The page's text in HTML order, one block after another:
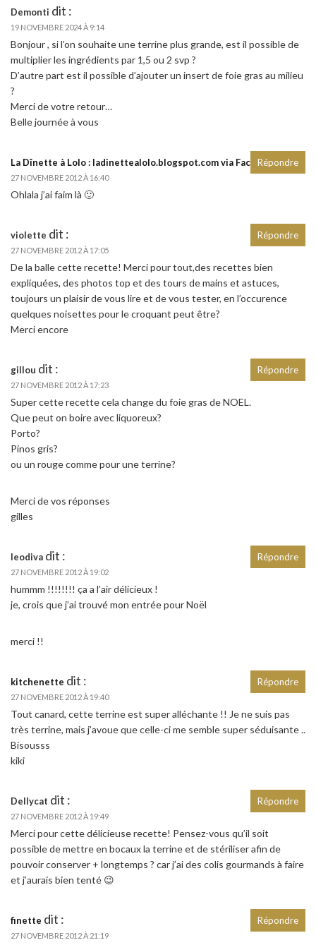
Demonti dit :
19 NOVEMBRE 2024 À 9:14
Bonjour , si l’on souhaite une terrine plus grande, est il possible de
multiplier les ingrédients par 1,5 ou 2 svp ?
D’autre part est il possible d’ajouter un insert de foie gras au milieu
?
Merci de votre retour…
Belle journée à vous
La Dînette à Lolo : ladinettealolo.blogspot.com via Facebookdit :
27 NOVEMBRE 2012 À 16:40
Ohlala j’ai faim là 🙂
Répondre
violette dit :
27 NOVEMBRE 2012 À 17:05
De la balle cette recette! Merci pour tout,des recettes bien
expliquées, des photos top et des tours de mains et astuces,
toujours un plaisir de vous lire et de vous tester, en l’occurence
quelques noisettes pour le croquant peut être?
Merci encore
Répondre
gillou dit :
27 NOVEMBRE 2012 À 17:23
Super cette recette cela change du foie gras de NOEL.
Que peut on boire avec liquoreux?
Porto?
Pinos gris?
ou un rouge comme pour une terrine?
Merci de vos réponses
gilles
Répondre
leodiva dit :
27 NOVEMBRE 2012 À 19:02
hummm !!!!!!!! ça a l’air délicieux !
je, crois que j’ai trouvé mon entrée pour Noël
merci !!
Répondre
kitchenette dit :
27 NOVEMBRE 2012 À 19:40
Tout canard, cette terrine est super alléchante !! Je ne suis pas
très terrine, mais j’avoue que celle-ci me semble super séduisante ..
Bisousss
kiki
Répondre
Dellycat dit :
27 NOVEMBRE 2012 À 19:49
Merci pour cette délicieuse recette! Pensez-vous qu’il soit
possible de mettre en bocaux la terrine et de stériliser afin de
pouvoir conserver + longtemps ? car j’ai des colis gourmands à faire
et j’aurais bien tenté 😉
Répondre
finette dit :
27 NOVEMBRE 2012 À 21:19
Répondre